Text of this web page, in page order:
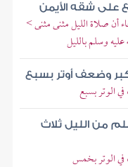
على شقه الأيمن
صلاة الليل مثنى مثنى >
وسلم بالليل
وضعف أوتر بسبع
الوتر بسبع
من الليل ثلاث
الوتر بخمس